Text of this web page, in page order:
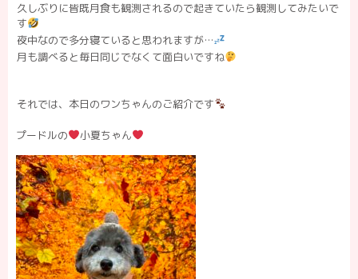
久しぶりに皆既月食も観測されるので起きていたら観測してみたいで
す
夜中なので多分寝ていると思われますが…
月も調べると毎日同じでなくて面白いですね
それでは、本日のワンちゃんのご紹介です
プードルの 小夏ちゃん